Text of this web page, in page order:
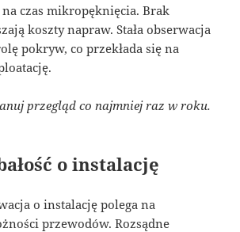
czas mikropęknięcia. Brak
koszty napraw. Stała obserwacja
pokryw, co przekłada się na
przegląd co najmniej raz w roku.
o instalację
o instalację polega na
przewodów. Rozsądne